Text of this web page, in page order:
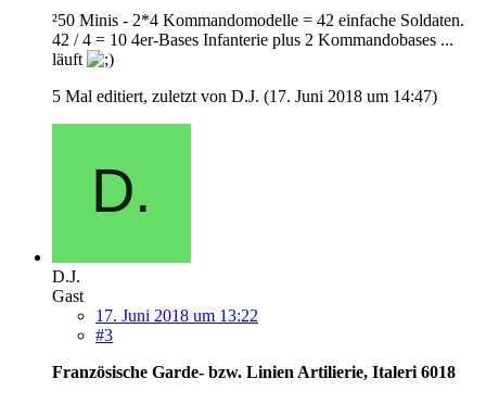
²50 Minis - 2*4 Kommandomodelle = 42 einfache Soldaten.
42 / 4 = 10 4er-Bases Infanterie plus 2 Kommandobases ...
läuft
5 Mal editiert, zuletzt von D.J. (17. Juni 2018 um 14:47)
D.J.
Gast
17. Juni 2018 um 13:22
#3
Französische Garde- bzw. Linien Artilierie, Italeri 6018